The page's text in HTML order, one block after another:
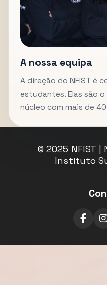
A nossa equipa
A direção do NFIST é
estudantes. Elas são o
núcleo com mais de
© 2025 NFIST |
Instituto